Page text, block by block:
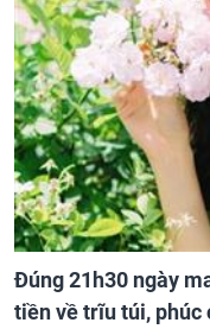
Đúng 21h30 ngày
tiền về trĩu túi, phúc